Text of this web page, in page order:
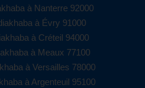
à Nanterre 92000
à Évry 91000
à Créteil 94000
à Meaux 77100
à Versailles 78000
à Argenteuil 95100